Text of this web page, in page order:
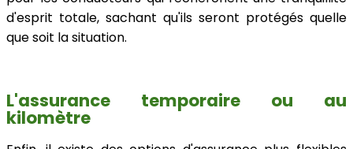
d'esprit totale, sachant qu'ils seront protégés quelle
que soit la situation.
L'assurance temporaire ou au
kilomètre